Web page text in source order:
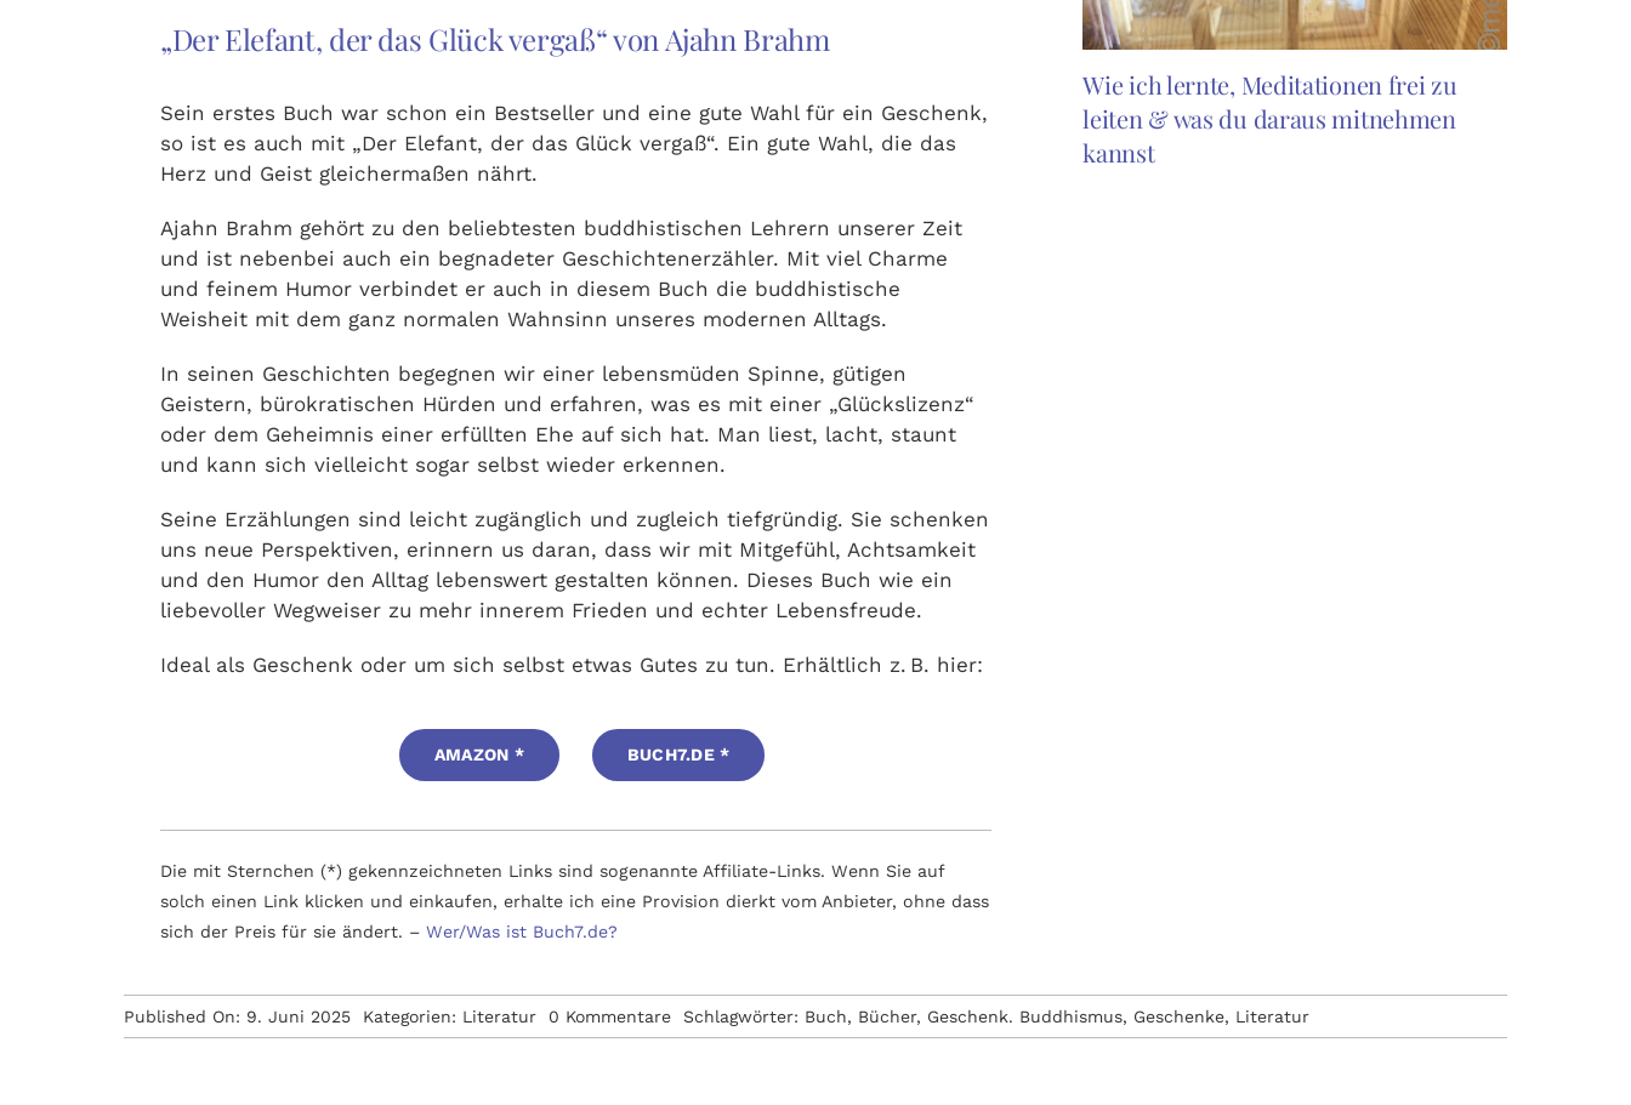
„Der Elefant, der das Glück vergaß“ von Ajahn Brahm
Sein erstes Buch war schon ein Bestseller und eine gute Wahl für ein Geschenk,
so ist es auch mit „Der Elefant, der das Glück vergaß“. Ein gute Wahl, die das
Herz und Geist gleichermaßen nährt.
Ajahn Brahm gehört zu den beliebtesten buddhistischen Lehrern unserer Zeit
und ist nebenbei auch ein begnadeter Geschichtenerzähler. Mit viel Charme
und feinem Humor verbindet er auch in diesem Buch die buddhistische
Weisheit mit dem ganz normalen Wahnsinn unseres modernen Alltags.
In seinen Geschichten begegnen wir einer lebensmüden Spinne, gütigen
Geistern, bürokratischen Hürden und erfahren, was es mit einer „Glückslizenz“
oder dem Geheimnis einer erfüllten Ehe auf sich hat. Man liest, lacht, staunt
und kann sich vielleicht sogar selbst wieder erkennen.
Seine Erzählungen sind leicht zugänglich und zugleich tiefgründig. Sie schenken
uns neue Perspektiven, erinnern us daran, dass wir mit Mitgefühl, Achtsamkeit
und den Humor den Alltag lebenswert gestalten können. Dieses Buch wie ein
liebevoller Wegweiser zu mehr innerem Frieden und echter Lebensfreude.
Ideal als Geschenk oder um sich selbst etwas Gutes zu tun. Erhältlich z. B. hier:
AMAZON * BUCH7.DE *
Die mit Sternchen (*) gekennzeichneten Links sind sogenannte Affiliate-Links. Wenn Sie auf
solch einen Link klicken und einkaufen, erhalte ich eine Provision dierkt vom Anbieter, ohne dass
sich der Preis für sie ändert. – Wer/Was ist Buch7.de?
Wie ich lernte, Meditationen frei zu
leiten & was du daraus mitnehmen
kannst
Published On: 9. Juni 2025 Kategorien: Literatur 0 Kommentareon
A.Brahm
Schlagwörter: Buch, Bücher, Geschenk. Buddhismus, Geschenke, Literatur